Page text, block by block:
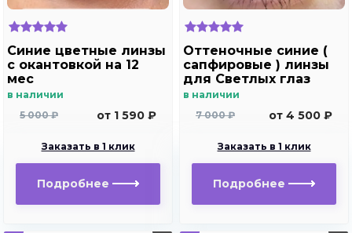
Синие цветные линзы
c окантовкой на 12
мес
в наличии
5 000 ₽
от 1 590 ₽
Заказать в 1 клик
Подробнее
Оттеночные синие (
сапфировые ) линзы
для Светлых глаз
Marquise Solo dark
в наличии
7 000 ₽
от 4 500 ₽
Заказать в 1 клик
Подробнее